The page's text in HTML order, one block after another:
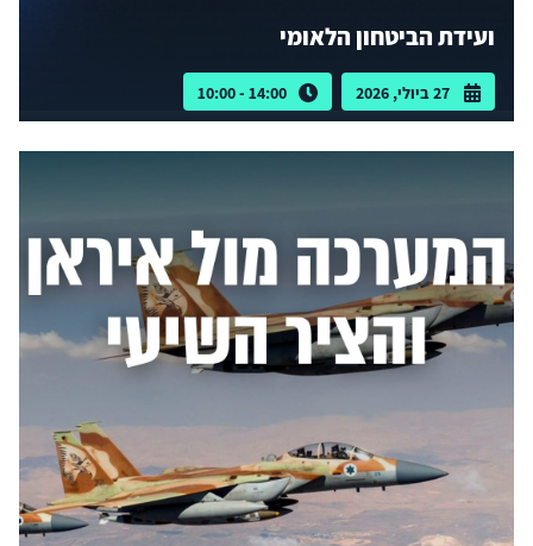
ועידת הביטחון הלאומי
27 ביולי, 2026 14:00 - 10:00